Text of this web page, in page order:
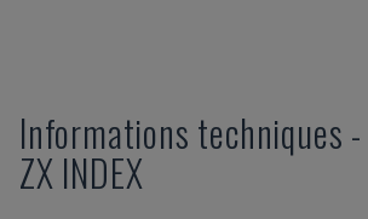
Informations techniques -
ZX INDEX